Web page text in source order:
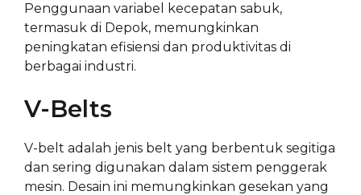
Penggunaan variabel kecepatan sabuk,
termasuk di Depok, memungkinkan
peningkatan efisiensi dan produktivitas di
berbagai industri.
V-Belts
V-belt adalah jenis belt yang berbentuk segitiga
dan sering digunakan dalam sistem penggerak
mesin. Desain ini memungkinkan gesekan yang